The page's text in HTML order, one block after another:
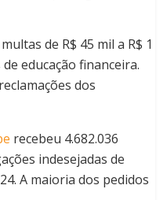
de R$ 45 mil a R$ 1
educação financeira.
dos
recebeu 4.682.036
indesejadas de
A maioria dos pedidos